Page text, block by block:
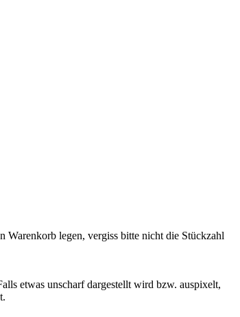
Warenkorb legen, vergiss bitte nicht die Stückzahl
etwas unscharf dargestellt wird bzw. auspixelt,